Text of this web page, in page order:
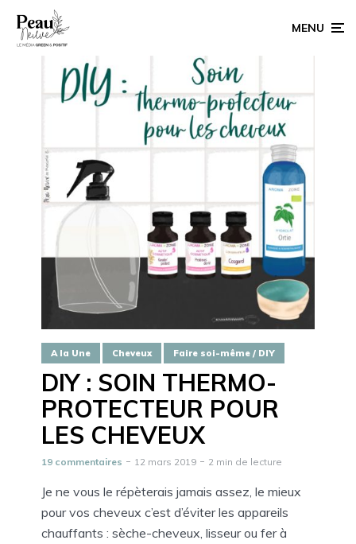
MENU
A la Une Cheveux Faire soi-même / DIY
DIY : SOIN THERMO-
PROTECTEUR POUR
LES CHEVEUX
19 commentaires 12 mars 2019 2 min de lecture
Je ne vous le répèterais jamais assez, le mieux
pour vos cheveux c’est d’éviter les appareils
chauffants : sèche-cheveux, lisseur ou fer à